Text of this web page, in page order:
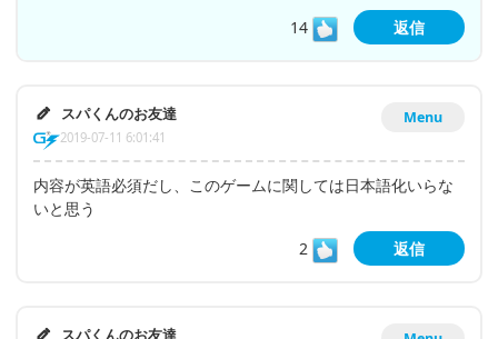
14
返信
Menu
スパくんのお友達
2019-07-11 6:01:41
内容が英語必須だし、このゲームに関しては日本語化いらな
いと思う
2
返信